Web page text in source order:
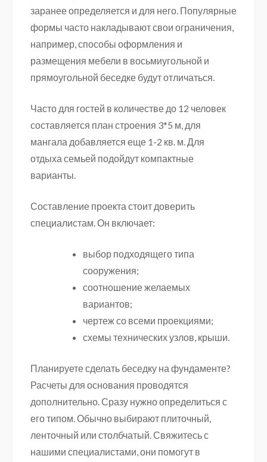
заранее определяется и для него. Популярные
формы часто накладывают свои ограничения,
например, способы оформления и
размещения мебели в восьмиугольной и
прямоугольной беседке будут отличаться.
Часто для гостей в количестве до 12 человек
составляется план строения 3*5 м, для
мангала добавляется еще 1-2 кв. м. Для
отдыха семьей подойдут компактные
варианты.
Составление проекта стоит доверить
специалистам. Он включает:
выбор подходящего типа
сооружения;
соотношение желаемых
вариантов;
чертеж со всеми проекциями;
схемы технических узлов, крыши.
Планируете сделать беседку на фундаменте?
Расчеты для основания проводятся
дополнительно. Сразу нужно определиться с
его типом. Обычно выбирают плиточный,
ленточный или столбчатый. Свяжитесь с
нашими специалистами, они помогут в